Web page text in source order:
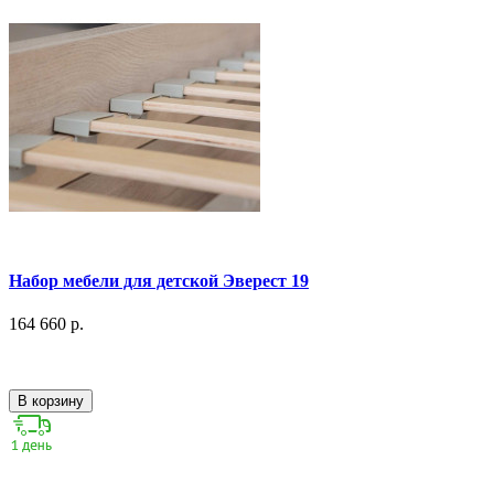
Набор мебели для детской Эверест 19
164 660 р.
В корзину